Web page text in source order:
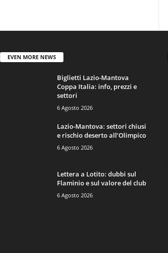
EVEN MORE NEWS
Biglietti Lazio-Mantova
Coppa Italia: info, prezzi e
settori
6 Agosto 2026
Lazio-Mantova: settori chiusi
e rischio deserto all’Olimpico
6 Agosto 2026
Lettera a Lotito: dubbi sul
Flaminio e sul valore del club
6 Agosto 2026